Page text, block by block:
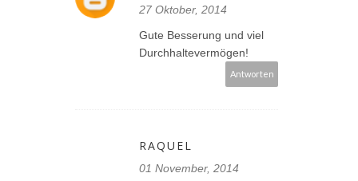
27 Oktober, 2014
Gute Besserung und viel
Durchhaltevermögen!
Antworten
RAQUEL
01 November, 2014